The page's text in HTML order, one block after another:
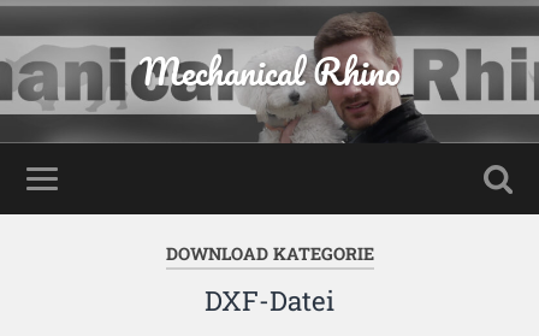
Mechanical Rhino
DOWNLOAD KATEGORIE
DXF-Datei